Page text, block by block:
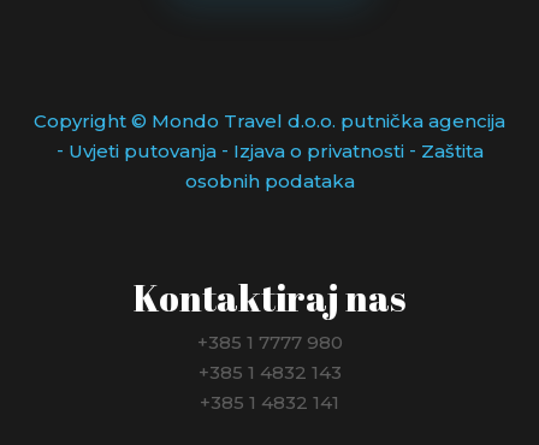
Copyright © Mondo Travel d.o.o. putnička agencija
- Uvjeti putovanja- Izjava o privatnosti- Zaštita
osobnih podataka
Kontaktiraj nas
+385 1 7777 980
+385 1 4832 143
+385 1 4832 141